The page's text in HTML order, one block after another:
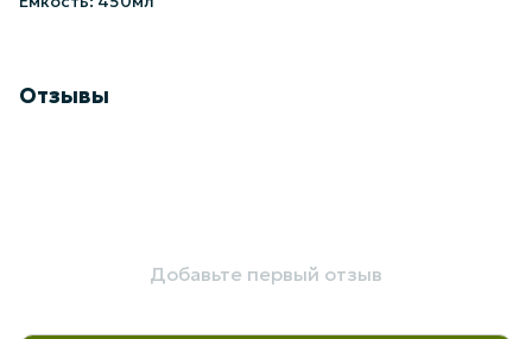
Отзывы
Добавьте первый отзыв